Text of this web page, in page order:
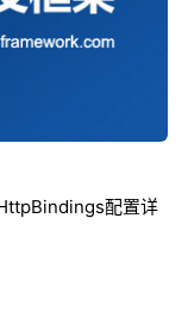
配置详